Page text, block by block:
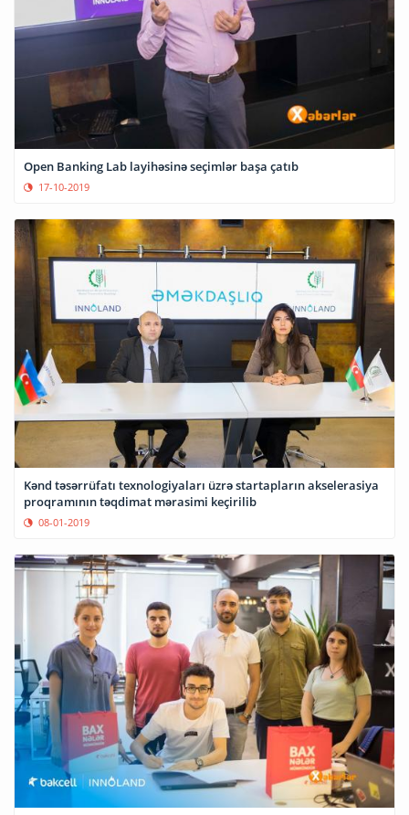
Open Banking Lab layihəsinə seçimlər başa çatıb
17-10-2019
Kənd təsərrüfatı texnologiyaları üzrə startapların akselerasiya
proqramının təqdimat mərasimi keçirilib
08-01-2019